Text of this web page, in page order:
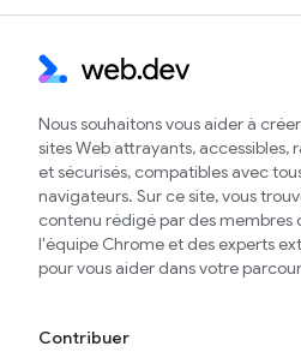
Nous souhaitons vous aider à
sites Web attrayants, accessibles,
et sécurisés, compatibles avec
navigateurs. Sur ce site, vous
contenu rédigé par des membres
l'équipe Chrome et des experts
pour vous aider dans votre
Contribuer